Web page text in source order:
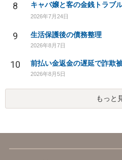
8 キャバ嬢と客の金銭トラブ
2026年7月24日
9 生活保護後の債務整理
2026年8月7日
10
2026年8月5日
もっと